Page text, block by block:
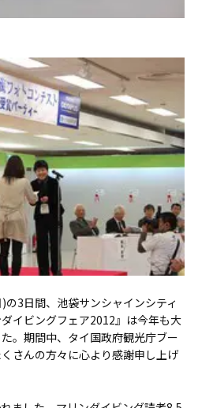
3日間、池袋サンシャインシティ
イビングフェア2012』は今年も大
。期間中、タイ国政府観光庁ブー
さんの方々に心より感謝申し上げ